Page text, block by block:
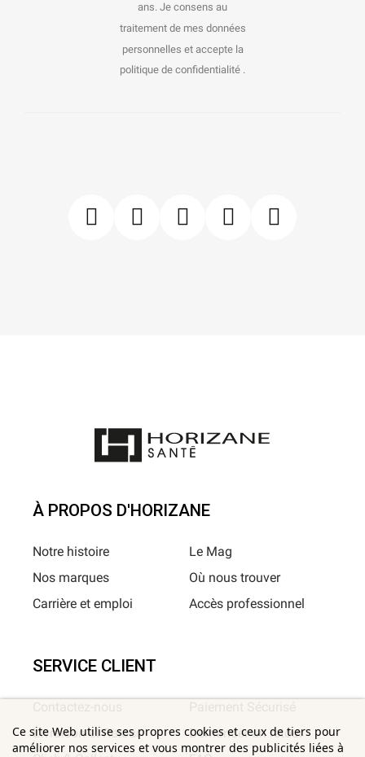
ans. Je consens au
traitement de mes données
personnelles et accepte la
politique de confidentialité .
Ce site Web utilise ses propres cookies et ceux de tiers pour
améliorer nos services et vous montrer des publicités liées à
À PROPOS D'HORIZANE
Notre histoire
Nos marques
Carrière et emploi
Le Mag
Où nous trouver
Accès professionnel
SERVICE CLIENT
Livraison et Retour
Demander un retour